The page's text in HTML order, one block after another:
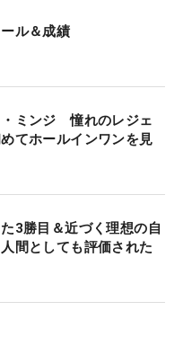
ル＆成績
・ミンジ 憧れのレジェ
てホールインワンを見
3勝目＆近づく理想の自
間としても評価された